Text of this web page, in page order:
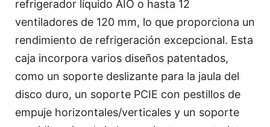
refrigerador líquido AIO o hasta 12
ventiladores de 120 mm, lo que proporciona un
rendimiento de refrigeración excepcional. Esta
caja incorpora varios diseños patentados,
como un soporte deslizante para la jaula del
disco duro, un soporte PCIE con pestillos de
empuje horizontales/verticales y un soporte